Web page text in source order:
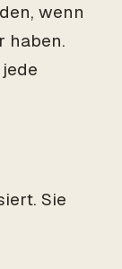
wenn
haben.
Sie